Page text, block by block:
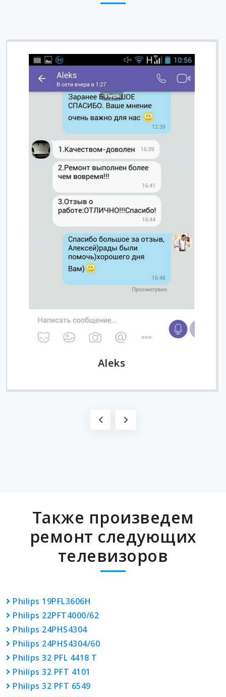
Также произведем
ремонт следующих
телевизоров
Philips 19PFL3606H
Philips 22PFT4000/62
Philips 24PHS4304
Philips 24PHS4304/60
Philips 32 PFL 4418 T
Philips 32 PFT 4101
Philips 32 PFT 6549